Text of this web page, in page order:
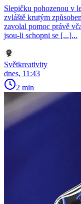
Slepičku pohozenou v
zvláště krutým
zavolal pomoc právě
jsou-li schopni se [...]...
Světkreativity
dnes, 11:43
2 min